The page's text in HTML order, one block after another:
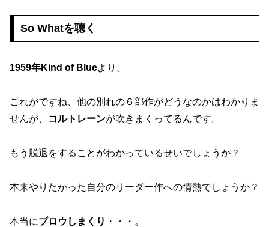
So Whatを聴く
1959年Kind of Blueより。
これがですね、他の別れの６部作がどうなのかはわかりま
せんが、
コルトレーンが吹きまくってるんです。
もう脱退をすることがわかっているせいでしょうか？
本来やりたかった自分のリーダー作への情熱でしょうか？
本当にブロウしまくり ・・・。